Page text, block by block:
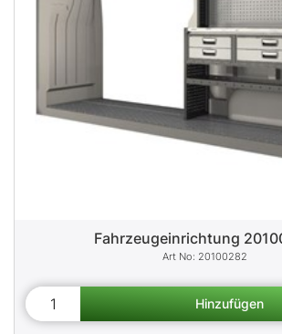
Fahrzeugeinrichtung
20100282